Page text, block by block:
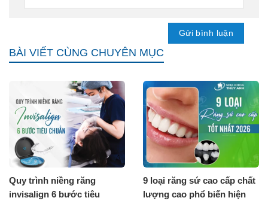
BÀI VIẾT CÙNG CHUYÊN MỤC
Quy trình niềng răng
invisalign 6 bước tiêu
9 loại răng sứ cao cấp chất
lượng cao phổ biến hiện